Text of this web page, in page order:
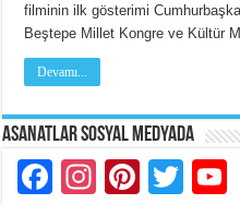
filminin ilk gösterimi
Beştepe Millet Kongre ve Kültür
Devamı...
Asanatlar Sosyal Medyada
Facebook
Instagram